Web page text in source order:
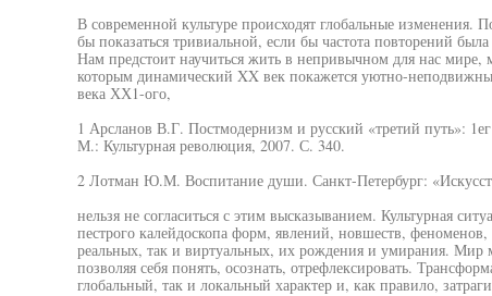
В современной культуре происходят глобальные
бы показаться тривиальной, если бы частота повторений
Нам предстоит научиться жить в непривычном для нас
которым динамический XX век покажется уютно-
века ХХ1-ого,
1 Арсланов В.Г. Постмодернизм и русский «третий путь»:
М.: Культурная революция, 2007. С. 340.
2 Лотман Ю.М. Воспитание души. Санкт-Петербург:
нельзя не согласиться с этим высказыванием. Культурная
пестрого калейдоскопа форм, явлений, новшеств,
реальных, так и виртуальных, их рождения и умирания. Мир
позволяя себя понять, осознать, отрефлексировать.
глобальный, так и локальный характер и, как правило,